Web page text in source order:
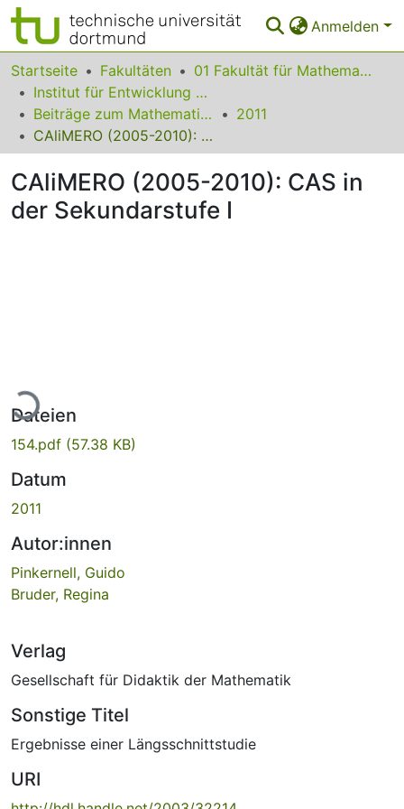
Anmelden
Bereiche & Sammlungen
Das gesamte Repositorium
Statistiken
FAQ
Leitlinien
Startseite Fakultäten
01 Fakultät für Mathematik
Institut für Entwicklung und Erforschung des Mathematikunterrichts
Beiträge zum Mathematikunterricht
2011
CAliMERO (2005-2010): CAS in der Sekundarstufe I
CAliMERO (2005-2010): CAS in
der Sekundarstufe I
Dateien
154.pdf (57.38 KB)
Datum
2011
Autor:innen
Pinkernell, Guido
Bruder, Regina
Verlag
Gesellschaft für Didaktik der Mathematik
Sonstige Titel
Ergebnisse einer Längsschnittstudie
URI